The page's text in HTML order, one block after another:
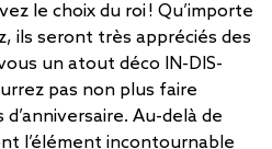
le choix du roi ! Qu’importe
ils seront très appréciés des
un atout déco IN-DIS-
pas non plus faire
d’anniversaire. Au-delà de
l’élément incontournable